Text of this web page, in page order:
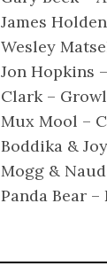
James
Wesley
Jon Hopkins
Clark –
Mux Mool –
Boddika &
Mogg &
Panda Bear